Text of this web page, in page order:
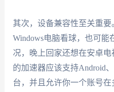
其次，设备兼容性至关重
Windows电脑看球，也可能
况，晚上回家还想在安卓
的加速器应该支持Android
台，并且允许你一个账号